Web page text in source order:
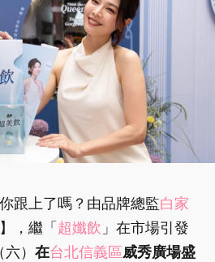
跟上了嗎？由品牌總監白家
】，繼「 超孅飲 」在市場引發
） 在台北信義區威秀廣場盛